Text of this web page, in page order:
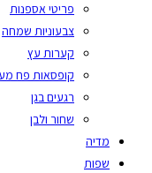
פריטי אספנות
צבעוניות שמחה
קערות עץ
קופסאות פח
רגעים בגן
שחור ולבן
מדיה
שפות